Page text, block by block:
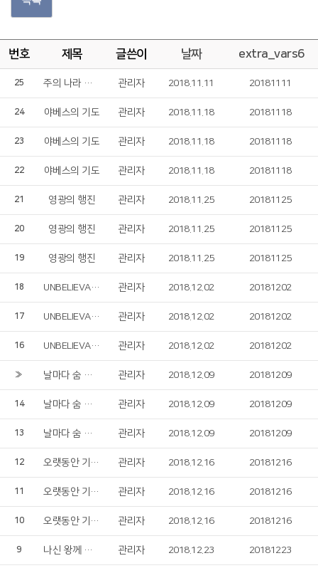
번호 제목 글쓴이 날짜 extra_vars6
25 주의 나라 임하소서 관리자 2018.11.11 20181111
24 야베스의 기도 관리자 2018.11.18 20181118
23 야베스의 기도 관리자 2018.11.18 20181118
22 야베스의 기도 관리자 2018.11.18 20181118
21 영광의 행진 관리자 2018.11.25 20181125
20 영광의 행진 관리자 2018.11.25 20181125
19 영광의 행진 관리자 2018.11.25 20181125
18 UNBELIEVABLE LOVE 관리자 2018.12.02 20181202
17 UNBELIEVABLE LOVE 관리자 2018.12.02 20181202
16 UNBELIEVABLE LOVE 관리자 2018.12.02 20181202
» 날마다 숨 쉬는 순간마다 관리자 2018.12.09 20181209
14 날마다 숨 쉬는 순간마다 관리자 2018.12.09 20181209
13 날마다 숨 쉬는 순간마다 관리자 2018.12.09 20181209
12 오랫동안 기다리던 관리자 2018.12.16 20181216
11 오랫동안 기다리던 관리자 2018.12.16 20181216
10 오랫동안 기다리던 관리자 2018.12.16 20181216
9 나신 왕께 경배하세 관리자 2018.12.23 20181223